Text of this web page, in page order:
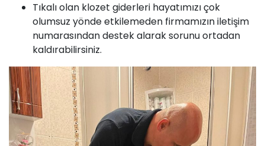
Tıkalı olan klozet giderleri hayatımızı çok
olumsuz yönde etkilemeden firmamızın iletişim
numarasından destek alarak sorunu ortadan
kaldırabilirsiniz.